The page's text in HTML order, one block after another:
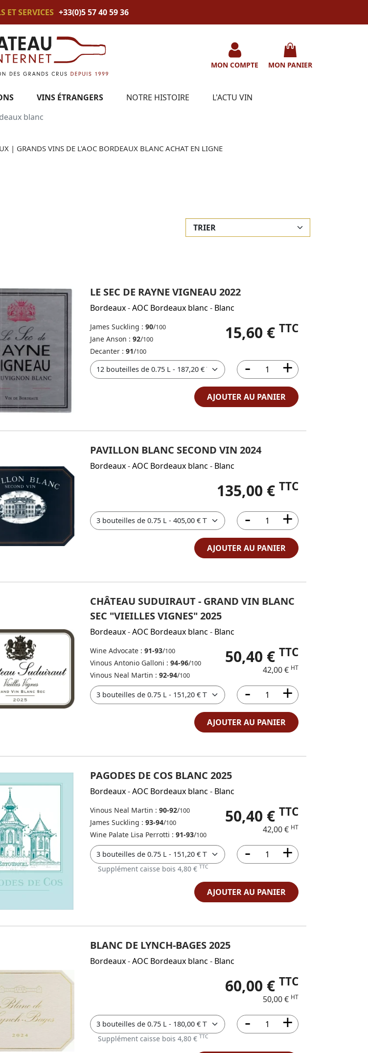
ET SERVICES +33(0)5 57 40 59 36
MON COMPTE MON PANIER
VINS ÉTRANGERS NOTRE HISTOIRE
L'ACTU VIN
blanc
| GRANDS VINS DE L'AOC BORDEAUX BLANC ACHAT EN LIGNE
LE SEC DE RAYNE VIGNEAU 2022
Bordeaux-AOC Bordeaux blanc - Blanc
James Suckling : 90/100
Jane Anson : 92/100
Decanter : 91/100
15,60 € TTC
AJOUTER AU PANIER
PAVILLON BLANC SECOND VIN 2024
Bordeaux-AOC Bordeaux blanc - Blanc
135,00 € TTC
AJOUTER AU PANIER
CHÂTEAU SUDUIRAUT - GRAND VIN BLANC
SEC "VIEILLES VIGNES" 2025
Bordeaux-AOC Bordeaux blanc - Blanc
Wine Advocate : 91-93/100
Vinous Antonio Galloni : 94-96/100
Vinous Neal Martin : 92-94/100
50,40 € TTC
42,00 € HT
AJOUTER AU PANIER
PAGODES DE COS BLANC 2025
Bordeaux-AOC Bordeaux blanc - Blanc
Vinous Neal Martin : 90-92/100
James Suckling : 93-94/100
Wine Palate Lisa Perrotti : 91-93/100
50,40 € TTC
42,00 € HT
Supplément caisse bois 4,80 € TTC
AJOUTER AU PANIER
BLANC DE LYNCH-BAGES 2025
Bordeaux-AOC Bordeaux blanc - Blanc
60,00 € TTC
50,00 € HT
Supplément caisse bois 4,80 € TTC